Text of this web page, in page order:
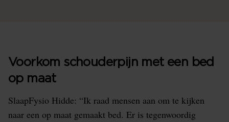
Voorkom schouderpijn met een bed
op maat
SlaapFysio Hidde: “Ik raad mensen aan om te kijken
naar een op maat gemaakt bed. Er is tegenwoordig